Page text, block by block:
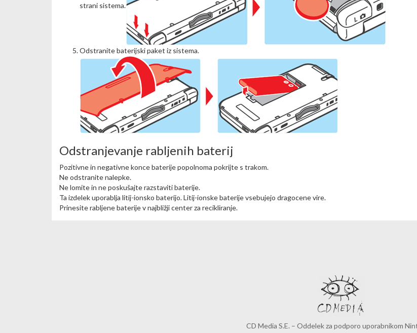
strani sistema.
Odstranite baterijski paket iz sistema.
Odstranjevanje rabljenih baterij
Pozitivne in negativne konce baterije popolnoma pokrijte s trakom.
Ne odstranite nalepke.
Ne lomite in ne poskušajte razstaviti baterije.
Ta izdelek uporablja litij-ionsko baterijo. Litij-ionske baterije vsebujejo dragocene vire.
Prinesite rabljene baterije v najbližji center za recikliranje.
CD Media S.E. – Oddelek za podporo uporabnikom